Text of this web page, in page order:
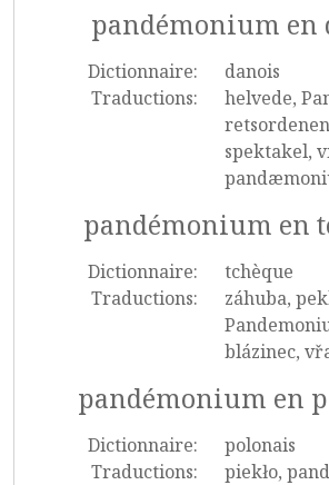
pandémonium en
Dictionnaire:
danois
Traductions:
helvede,
spektakel,
pandémonium en
Dictionnaire:
tchèque
Traductions:
záhuba,
blázinec,
pandémonium en
Dictionnaire:
polonais
Traductions:
piekło,